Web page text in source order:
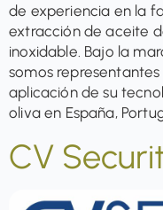
de experiencia en la
extracción de aceite
inoxidable. Bajo la
somos
aplicación de su
oliva en España,
CV